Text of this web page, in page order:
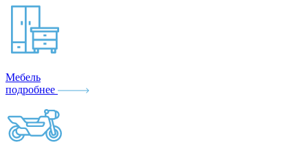
Мебель
подробнее